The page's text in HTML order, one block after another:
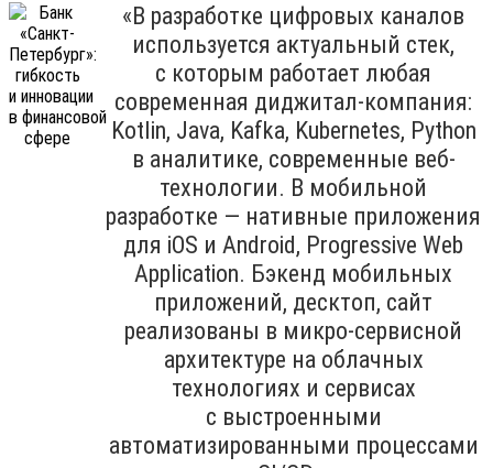
«В разработке цифровых каналов
используется актуальный стек,
с которым работает любая
современная диджитал-компания:
Kotlin, Java, Kafka, Kubernetes, Python
в аналитике, современные веб-
технологии. В мобильной
разработке — нативные приложения
для iOS и Android, Progressive Web
Application. Бэкенд мобильных
приложений, десктоп, сайт
реализованы в микро-сервисной
архитектуре на облачных
технологиях и сервисах
с выстроенными
автоматизированными процессами